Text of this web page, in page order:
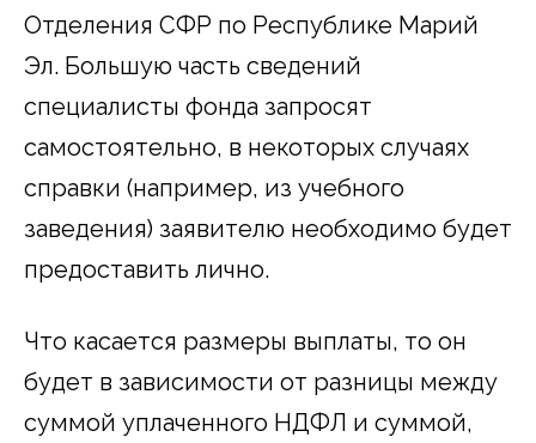
Отделения СФР по Республике Марий
Эл. Большую часть сведений
специалисты фонда запросят
самостоятельно, в некоторых случаях
справки (например, из учебного
заведения) заявителю необходимо будет
предоставить лично.
Что касается размеры выплаты, то он
будет в зависимости от разницы между
суммой уплаченного НДФЛ и суммой,